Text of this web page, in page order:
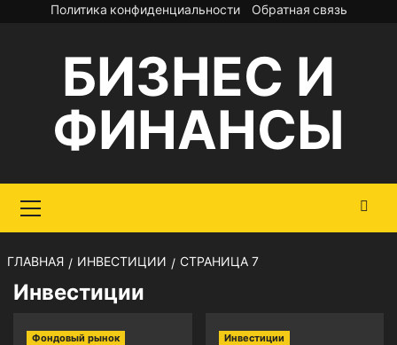
Перейти
содержимому
Политика конфиденциальности Обратная связь
БИЗНЕС И
ФИНАНСЫ
меню
ГЛАВНАЯ ИНВЕСТИЦИИ СТРАНИЦА 7
Инвестиции
Фондовый рынок Инвестиции